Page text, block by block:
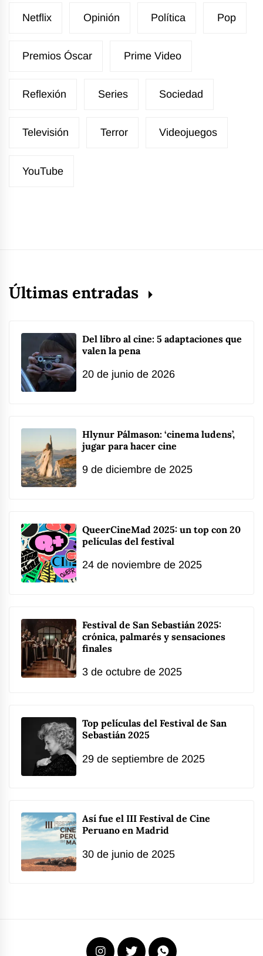
Netflix Opinión Política Pop
Premios Óscar Prime Video
Reflexión Series Sociedad
Televisión Terror Videojuegos
YouTube
Últimas entradas
Del libro al cine: 5 adaptaciones que
valen la pena
20 de junio de 2026
Hlynur Pálmason: ‘cinema ludens’,
jugar para hacer cine
9 de diciembre de 2025
QueerCineMad 2025: un top con 20
películas del festival
24 de noviembre de 2025
Festival de San Sebastián 2025:
crónica, palmarés y sensaciones
finales
3 de octubre de 2025
Top películas del Festival de San
Sebastián 2025
29 de septiembre de 2025
Así fue el III Festival de Cine
Peruano en Madrid
30 de junio de 2025
Instagram
X WhatsApp